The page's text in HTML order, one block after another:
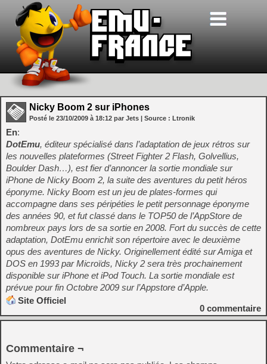
Nicky Boom 2 sur iPhones
Posté le 23/10/2009 à 18:12 par Jets | Source : Ltronik
En:
DotEmu, éditeur spécialisé dans l’adaptation de jeux rétros sur
les nouvelles plateformes (Street Fighter 2 Flash, Golvellius,
Boulder Dash…), est fier d’annoncer la sortie mondiale sur
iPhone de Nicky Boom 2, la suite des aventures du petit héros
éponyme. Nicky Boom est un jeu de plates-formes qui
accompagne dans ses péripéties le petit personnage éponyme
des années 90, et fut classé dans le TOP50 de l’AppStore de
nombreux pays lors de sa sortie en 2008. Fort du succès de cette
adaptation, DotEmu enrichit son répertoire avec le deuxième
opus des aventures de Nicky. Originellement édité sur Amiga et
DOS en 1993 par Microïds, Nicky 2 sera très prochainement
disponible sur iPhone et iPod Touch. La sortie mondiale est
prévue pour fin Octobre 2009 sur l’Appstore d’Apple.
Site Officiel
0 commentaire
Commentaire ¬